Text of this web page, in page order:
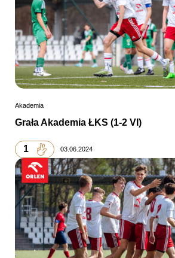
Akademia
Grała Akademia ŁKS (1-2 VI)
1 03.06.2024